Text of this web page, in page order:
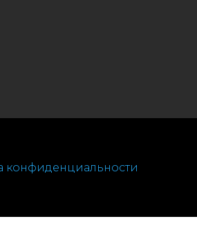
конфиденциальности